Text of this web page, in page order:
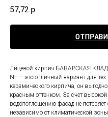
57,72 р.
Лицевой кирпич БАВАРСКАЯ
NF – это отличный вариант для тех
керамического кирпича, он
красным оттенком. За счет
водопоглощению фасад не
независимо от климатической